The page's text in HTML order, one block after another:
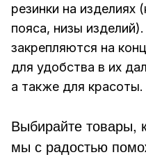
резинки на
пояса, низы
закрепляются на
для удобства в их
а также для красоты.
Выбирайте товары,
мы с радостью